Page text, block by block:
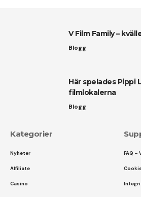
V Film Family –
Blogg
Här spelades Pippi
filmlokalerna
Blogg
Kategorier
Nyheter
Affiliate
Casino
FAQ –